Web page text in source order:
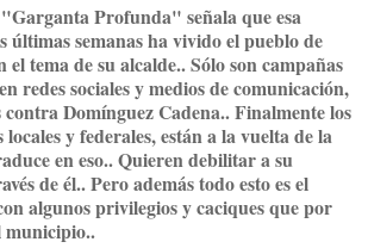
Profunda" señala que esa
últimas semanas ha vivido el pueblo de
tema de su alcalde.. Sólo son campañas
redes sociales y medios de comunicación,
contra Domínguez Cadena.. Finalmente los
locales y federales, están a la vuelta de la
en eso.. Quieren debilitar a su
de él.. Pero además todo esto es el
algunos privilegios y caciques que por
municipio..